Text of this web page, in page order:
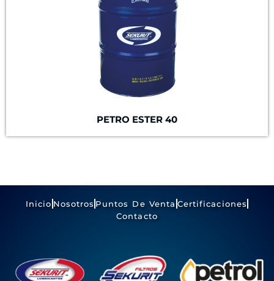
PETRO ESTER 40
Inicio Nosotros Puntos De Venta Certificaciones
Contacto